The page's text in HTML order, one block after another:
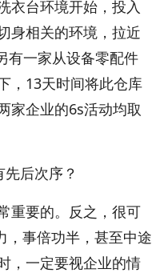
衣台环境开始，投入
身相关的环境，拉近
有一家从设备零配件
，13天时间将此仓库
家企业的6s活动均取
后次序？
重要的。反之，很可
，事倍功半，甚至中途
，一定要视企业的情